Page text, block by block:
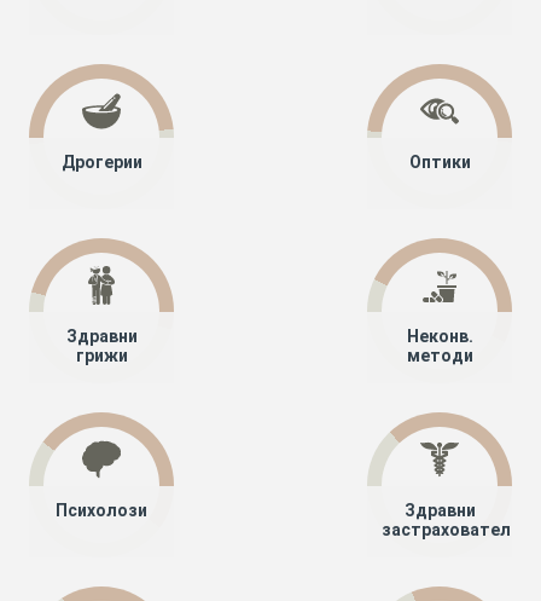
Дрогерии Оптики
Здравни
грижи
Неконв.
методи
Психолози
Здравни
застрахователи